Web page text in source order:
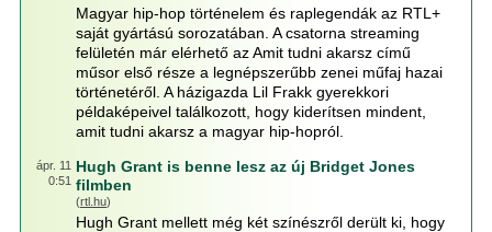
Magyar hip-hop történelem és raplegendák az RTL+
saját gyártású sorozatában. A csatorna streaming
felületén már elérhető az Amit tudni akarsz című
műsor első része a legnépszerűbb zenei műfaj hazai
történetéről. A házigazda Lil Frakk gyerekkori
példaképeivel találkozott, hogy kiderítsen mindent,
amit tudni akarsz a magyar hip-hopról.
ápr. 11
0:51
Hugh Grant is benne lesz az új Bridget Jones
filmben
(rtl.hu)
Hugh Grant mellett még két színészről derült ki, hogy